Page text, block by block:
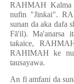
RAHMAH Kalma
nufin "Jinƙai".
sunan da aka dafa
Fā'il). Ma'anarsa
taƙaice,
RAHIMAH ke
tausayawa.
An fi amfani da